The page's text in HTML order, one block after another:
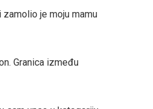
je moju mamu
Granica između